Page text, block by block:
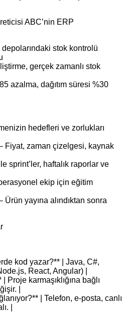
ABC’nin ERP
stok kontrolü
gerçek zamanlı stok
azalma, dağıtım süresi %30
hedefleri ve zorlukları
Fiyat, zaman çizelgesi, kaynak
sprint’ler, haftalık raporlar ve
ekip için eğitim
yayına alındıktan sonra
kod yazar?** | Java, C#,
React, Angular) |
Proje karmaşıklığına bağlı
|
| Telefon, e‑posta, canlı
|